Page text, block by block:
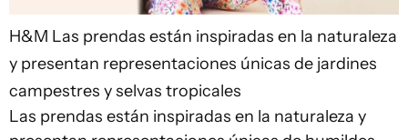
H&M Las prendas están inspiradas en la naturaleza
y presentan representaciones únicas de jardines
campestres y selvas tropicales
Las prendas están inspiradas en la naturaleza y